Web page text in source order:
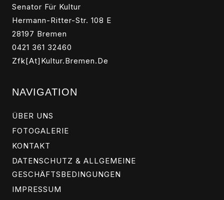
Senator Für Kultur
Hermann-Ritter-Str. 108 E
28197 Bremen
0421 361 32460
Zfk[at]kultur.bremen.de
NAVIGATION
ÜBER UNS
FOTOGALERIE
KONTAKT
DATENSCHUTZ & ALLGEMEINE
GESCHÄFTSBEDINGUNGEN
IMPRESSUM